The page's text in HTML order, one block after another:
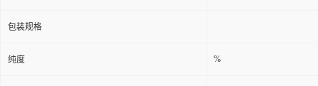
包装规格
纯度 %